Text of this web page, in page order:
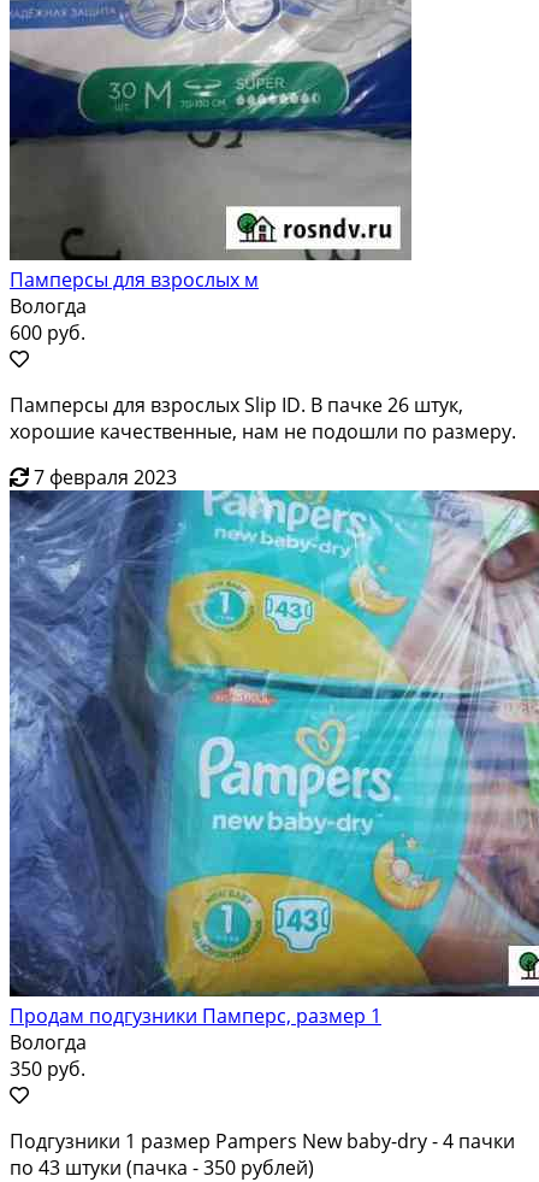
Памперсы для взрослых м
Вологда
600 руб.
Памперсы для взрослых Slip ID. В пачке 26 штук,
хорошие качественные, нам не подошли по размеру.
7 февраля 2023
Продам подгузники Памперс, размер 1
Вологда
350 руб.
Подгузники 1 размер Pampers New baby-dry - 4 пачки
по 43 штуки (пачка - 350 рублей)